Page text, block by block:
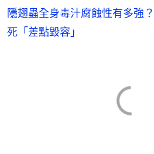
隱翅蟲全身毒汁腐蝕性有多強
死「差點毀容」